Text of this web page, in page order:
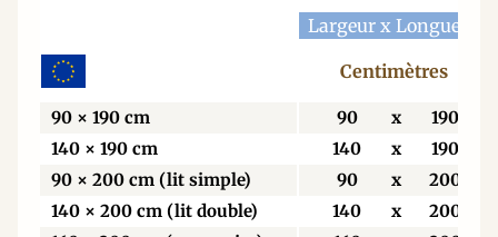
Largeur x Longueur
Centimètres
90 × 190 cm 90 x
190
140 × 190 cm
140 x
190
90 × 200 cm (lit simple)
90 x
200
140 × 200 cm (lit double)
140 x
200